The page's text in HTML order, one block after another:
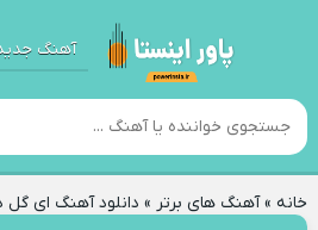
آهنگ
خانه»آهنگ های برتر » دانلود آهنگ ای گل